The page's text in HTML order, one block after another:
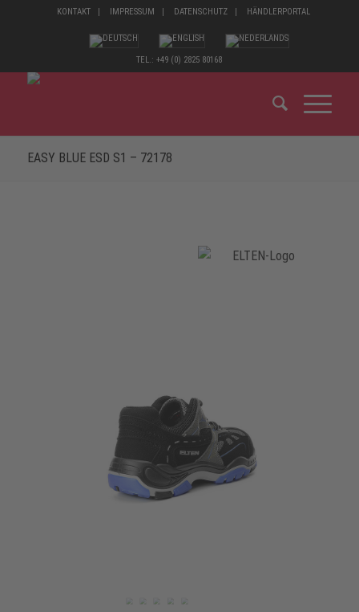
KONTAKT IMPRESSUM DATENSCHUTZ HÄNDLERPORTAL
TEL.: +49 (0) 2825 80168
EASY BLUE ESD S1 – 72178